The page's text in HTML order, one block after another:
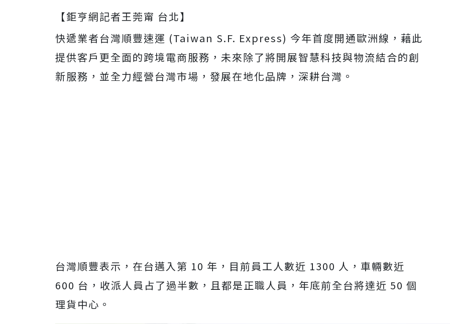
【鉅亨網記者王莞甯 台北】
快遞業者台灣順豐速運 (Taiwan S.F. Express) 今年首度開通歐洲線，藉此
提供客戶更全面的跨境電商服務，未來除了將開展智慧科技與物流結合的創
新服務，並全力經營台灣市場，發展在地化品牌，深耕台灣。
台灣順豐表示，在台邁入第 10 年，目前員工人數近 1300 人，車輛數近
600 台，收派人員占了過半數，且都是正職人員，年底前全台將達近 50 個
理貨中心。